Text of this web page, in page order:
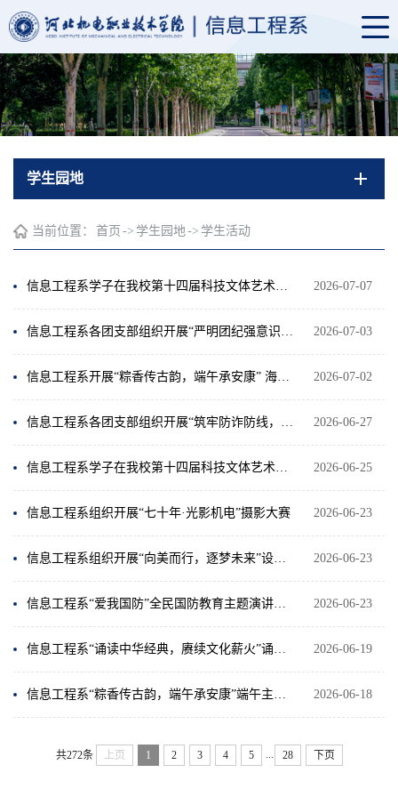
学生园地
当前位置： 首页 -> 学生园地-> 学生活动
2026-07-07
信息工程系学子在我校第十四届科技文体艺术节“技能成才，强国有我”辩论赛中斩获佳绩
2026-07-03
信息工程系各团支部组织开展“严明团纪强意识，诚信应考树新风”主题团课
2026-07-02
信息工程系开展“粽香传古韵，端午承安康” 海报征集活动
2026-06-27
信息工程系各团支部组织开展“筑牢防诈防线，守护校园安全”主题团课
2026-06-25
信息工程系学子在我校第十四届科技文体艺术节 “校庆杯” 乒乓球赛中斩获佳绩
2026-06-23
信息工程系组织开展“七十年·光影机电”摄影大赛
2026-06-23
信息工程系组织开展“向美而行，逐梦未来”设计类活动
2026-06-23
信息工程系“爱我国防”全民国防教育主题演讲作品征集活动来啦~
2026-06-19
信息工程系“诵读中华经典，赓续文化薪火”诵读比赛来啦~
2026-06-18
信息工程系“粽香传古韵，端午承安康”端午主题海报征集活动来啦~
共272条 上页 1 2 3 4 5 ... 28 下页